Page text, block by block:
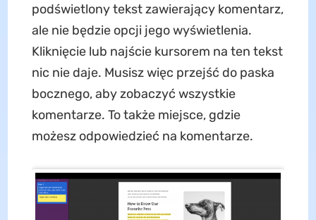
podświetlony tekst zawierający komentarz,
ale nie będzie opcji jego wyświetlenia.
Kliknięcie lub najście kursorem na ten tekst
nic nie daje. Musisz więc przejść do paska
bocznego, aby zobaczyć wszystkie
komentarze. To także miejsce, gdzie
możesz odpowiedzieć na komentarze.